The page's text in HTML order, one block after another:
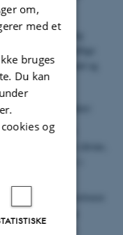
og grøfter)
(af naturlig
herunder forskellige
høslæt, brand og
fire arbejdspakker:
og potentiel
(drone,
i
som involverer
(vandtilførsel og
om,
med et
bruges
Du kan
og